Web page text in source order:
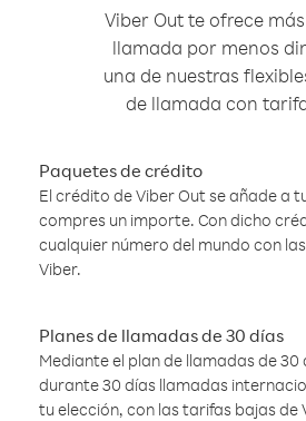
Viber Out te ofrece
llamada por menos
una de nuestras
de llamada con
Paquetes de crédito
El crédito de Viber Out se añade a
compres un importe. Con dicho
cualquier número del mundo con
Viber.
Planes de llamadas de 30 días
Mediante el plan de llamadas de
durante 30 días llamadas
tu elección, con las tarifas bajas de